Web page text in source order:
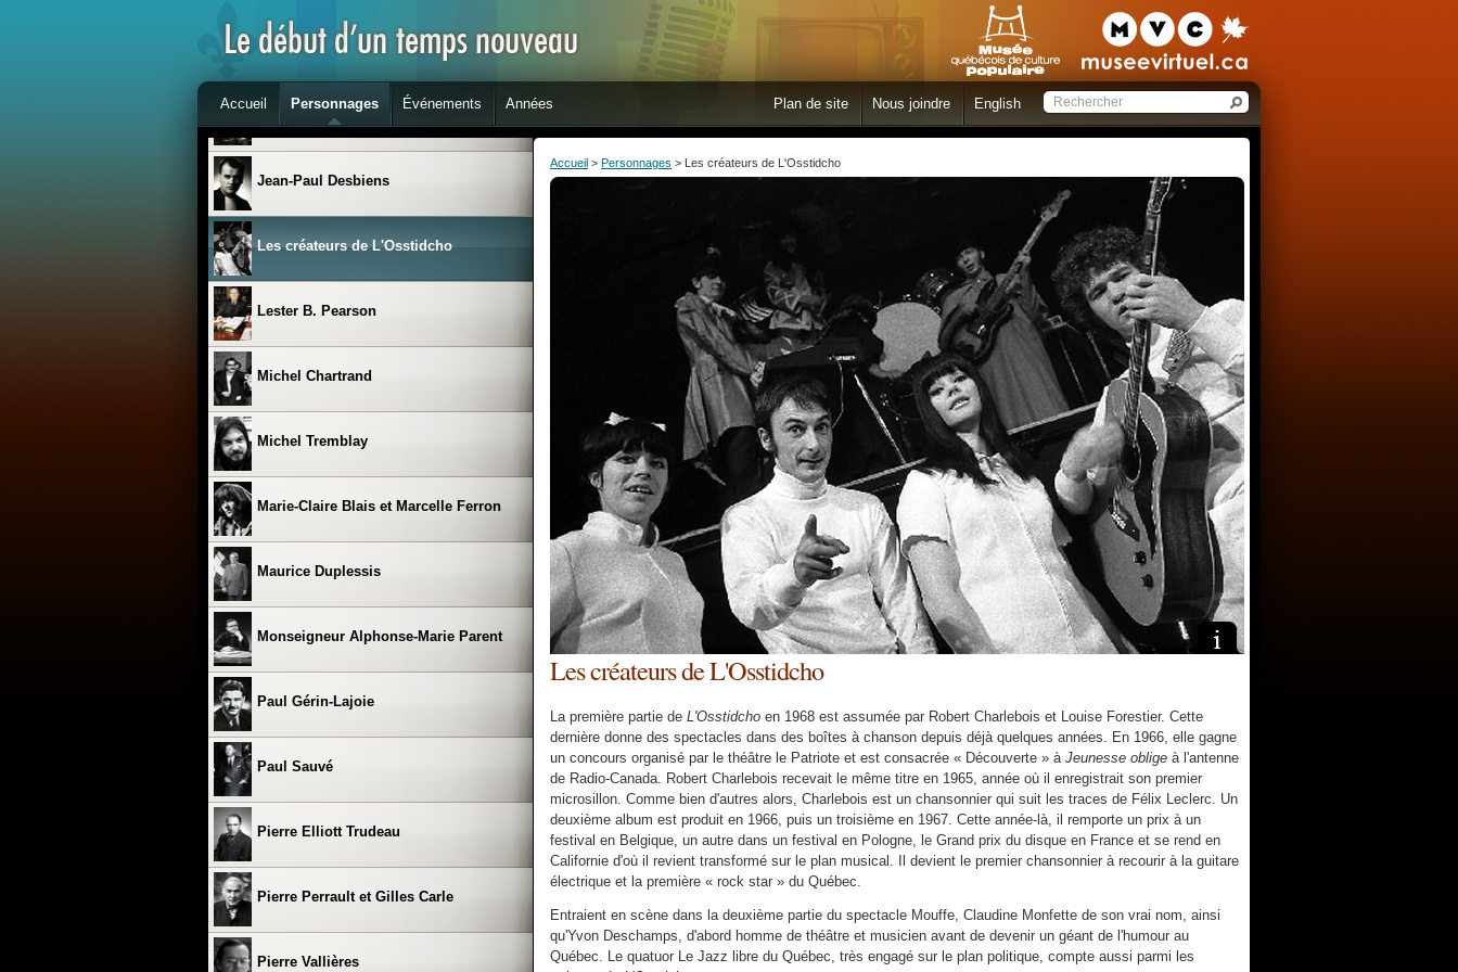
Accueil Personnages Événements Années Plan de site Nous joindre English
Jean-Jacques Bertrand
Jean Lesage
Jean-Paul Desbiens
Les créateurs de L'Osstidcho
Lester B. Pearson
Michel Chartrand
Michel Tremblay
Marie-Claire Blais et Marcelle Ferron
Maurice Duplessis
Monseigneur Alphonse-Marie Parent
Paul Gérin-Lajoie
Paul Sauvé
Pierre Elliott Trudeau
Pierre Perrault et Gilles Carle
Pierre Vallières
Accueil > Personnages > Les créateurs de L'Osstidcho
Les créateurs de L'Osstidcho
La première partie de L'Osstidcho en 1968 est assumée par Robert Charlebois et Louise Forestier. Cette
dernière donne des spectacles dans des boîtes à chanson depuis déjà quelques années. En 1966, elle gagne
un concours organisé par le théâtre le Patriote et est consacrée « Découverte » à Jeunesse oblige à l'antenne
de Radio-Canada. Robert Charlebois recevait le même titre en 1965, année où il enregistrait son premier
microsillon. Comme bien d'autres alors, Charlebois est un chansonnier qui suit les traces de Félix Leclerc. Un
deuxième album est produit en 1966, puis un troisième en 1967. Cette année-là, il remporte un prix à un
festival en Belgique, un autre dans un festival en Pologne, le Grand prix du disque en France et se rend en
Californie d'où il revient transformé sur le plan musical. Il devient le premier chansonnier à recourir à la guitare
électrique et la première « rock star » du Québec.
Entraient en scène dans la deuxième partie du spectacle Mouffe, Claudine Monfette de son vrai nom, ainsi
qu'Yvon Deschamps, d'abord homme de théâtre et musicien avant de devenir un géant de l'humour au
Québec. Le quatuor Le Jazz libre du Québec, très engagé sur le plan politique, compte aussi parmi les